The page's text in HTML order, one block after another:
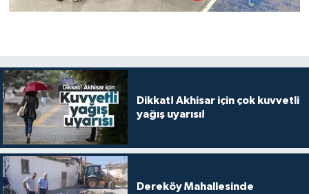
Dikkat! Akhisar için çok kuvvetli
yağış uyarısı!
Dereköy Mahallesinde